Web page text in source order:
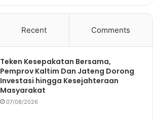
Recent Comments
Teken Kesepakatan Bersama,
Pemprov Kaltim Dan Jateng Dorong
Investasi hingga Kesejahteraan
Masyarakat
07/08/2026